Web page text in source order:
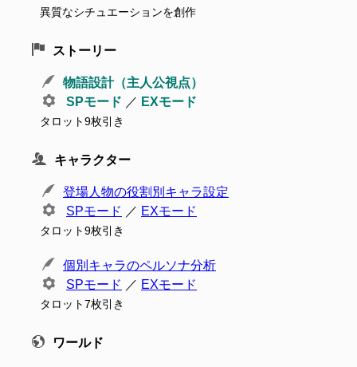
異質なシチュエーションを創作
ストーリー
物語設計（主人公視点）
SPモード ／ EXモード
タロット9枚引き
キャラクター
登場人物の役割別キャラ設定
SPモード ／ EXモード
タロット9枚引き
個別キャラのペルソナ分析
SPモード ／ EXモード
タロット7枚引き
ワールド